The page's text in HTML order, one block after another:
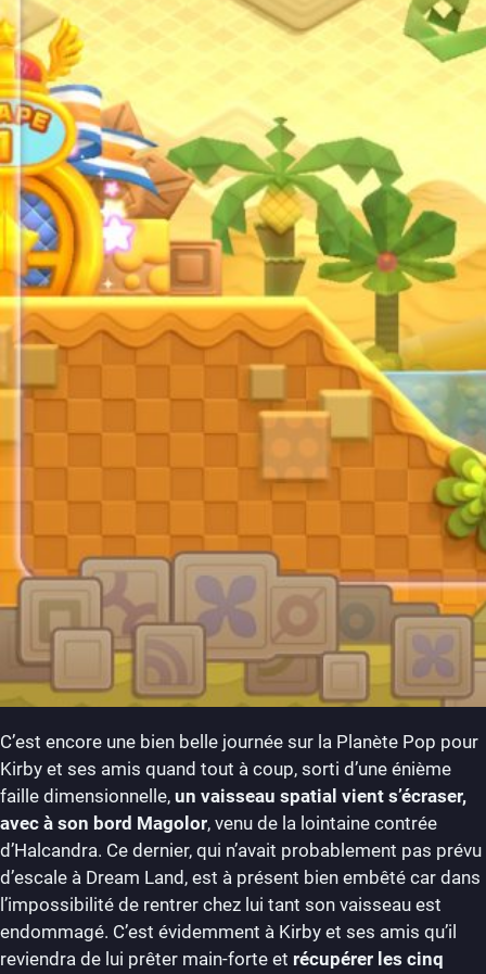
C’est encore une bien belle journée sur la Planète Pop pour
Kirby et ses amis quand tout à coup, sorti d’une énième
faille dimensionnelle, un vaisseau spatial vient s’écraser,
avec à son bord Magolor, venu de la lointaine contrée
d’Halcandra. Ce dernier, qui n’avait probablement pas prévu
d’escale à Dream Land, est à présent bien embêté car dans
l’impossibilité de rentrer chez lui tant son vaisseau est
endommagé. C’est évidemment à Kirby et ses amis qu’il
reviendra de lui prêter main-forte et récupérer les cinq